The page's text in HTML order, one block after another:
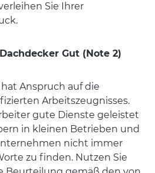
Sie Ihrer
Gut (Note 2)
Anspruch auf die
Arbeitszeugnisses.
gute Dienste geleistet
in kleinen Betrieben und
nicht immer
zu finden. Nutzen Sie